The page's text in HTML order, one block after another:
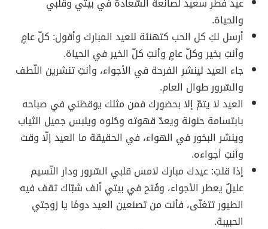
والحياة.
أرسل لكِ كل الحب كتهنئة للعيد المبارك وأقول: كلّ عامٍ
وأنتِ بخير وكلّ عامٍ وأنتِ كلّ الخير في الحياة.
جاء العيد لينشر الفرحة في الأجواء، وأنتِ تنشرين اللّطف
والسّرور طوال العام.
العيد لا يتمّ إلا بحضورك فمن مثلك يوقظني في صباحه
بابتسامة حنونة ويعدّ قهوته وحُلوه ويلبس جميل الثياب
وينشر البخور في الهواء، في الحقيقة ما العيد إلّا وقت
وأنتِ أجواءه.
إذا قلتِ: عيدك مبارك لامس قلبي السّرور ودار النّسيم
عليلٌ يعطر الأجواء، وفُتح في بيتي ألف شبّاك تقف فيه
الطيور تتغنّى، فأنت من تصنعين العيد دومًا يا زوجتي
الحبيبة.